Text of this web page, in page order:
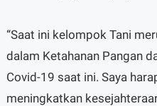
“Saat ini kelompok Tani
dalam Ketahanan Pangan
Covid-19 saat ini. Saya
meningkatkan